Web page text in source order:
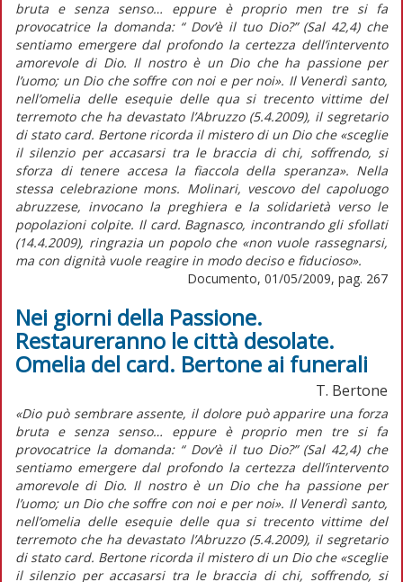
bruta e senza senso… eppure è proprio men tre si fa
provocatrice la domanda: “ Dov’è il tuo Dio?” (Sal 42,4) che
sentiamo emergere dal profondo la certezza dell’intervento
amorevole di Dio. Il nostro è un Dio che ha passione per
l’uomo; un Dio che soffre con noi e per noi». Il Venerdì santo,
nell’omelia delle esequie delle qua si trecento vittime del
terremoto che ha devastato l’Abruzzo (5.4.2009), il segretario
di stato card. Bertone ricorda il mistero di un Dio che «sceglie
il silenzio per accasarsi tra le braccia di chi, soffrendo, si
sforza di tenere accesa la fiaccola della speranza». Nella
stessa celebrazione mons. Molinari, vescovo del capoluogo
abruzzese, invocano la preghiera e la solidarietà verso le
popolazioni colpite. Il card. Bagnasco, incontrando gli sfollati
(14.4.2009), ringrazia un popolo che «non vuole rassegnarsi,
ma con dignità vuole reagire in modo deciso e fiducioso».
Documento, 01/05/2009, pag. 267
Nei giorni della Passione.
Restaureranno le città desolate.
Omelia del card. Bertone ai funerali
T. Bertone
«Dio può sembrare assente, il dolore può apparire una forza
bruta e senza senso… eppure è proprio men tre si fa
provocatrice la domanda: “ Dov’è il tuo Dio?” (Sal 42,4) che
sentiamo emergere dal profondo la certezza dell’intervento
amorevole di Dio. Il nostro è un Dio che ha passione per
l’uomo; un Dio che soffre con noi e per noi». Il Venerdì santo,
nell’omelia delle esequie delle qua si trecento vittime del
terremoto che ha devastato l’Abruzzo (5.4.2009), il segretario
di stato card. Bertone ricorda il mistero di un Dio che «sceglie
il silenzio per accasarsi tra le braccia di chi, soffrendo, si